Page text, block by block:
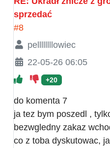
sprzedać
#8
pellllllllowiec
22-05-26 06:05
+20
do komenta 7
ja tez bym poszedl ,
bezwgledny zakaz
co z toba dyskutowac,